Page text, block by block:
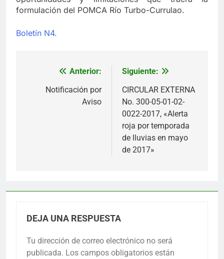
formulación del POMCA Río Turbo-Currulao.
Boletín N4.
Navegación
Anterior:
Notificación por
Aviso
Siguiente:
CIRCULAR EXTERNA
No. 300-05-01-02-
0022-2017, «Alerta
roja por temporada
de lluvias en mayo
de 2017»
DEJA UNA RESPUESTA
Tu dirección de correo electrónico no será
publicada. Los campos obligatorios están